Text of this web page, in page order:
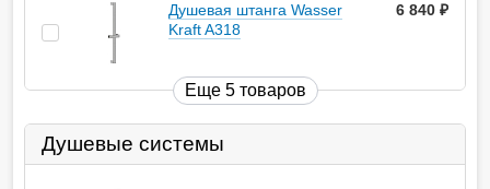
Душевая штанга Wasser
Kraft A318
6 840
Еще 5 товаров
Душевые системы